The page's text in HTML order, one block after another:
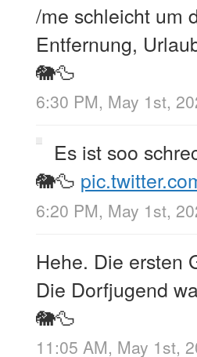
/me schleicht um
Entfernung,
🐘🦆
6:30 PM, May 1st,
Es ist soo
🐘🦆
6:20 PM, May 1st,
Hehe. Die ersten
Die Dorfjugend
🐘🦆
11:05 AM, May 1st,